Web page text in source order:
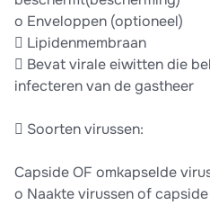
o Enveloppen (optioneel)
 Lipidenmembraan
 Bevat virale eiwitten die
infecteren van de gastheer
 Soorten virussen:
Capside OF omkapselde
o Naakte virussen of